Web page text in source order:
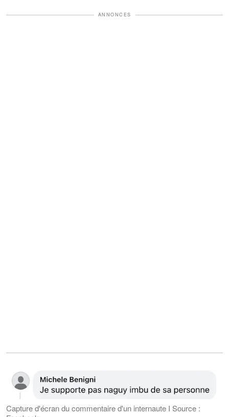
ANNONCES
Capture d'écran du commentaire d'un internaute I Source :